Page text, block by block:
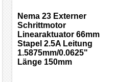
Nema 23 Externer
Schrittmotor
Linearaktuator 66mm
Stapel 2.5A Leitung
1.5875mm/0.0625"
Länge 150mm